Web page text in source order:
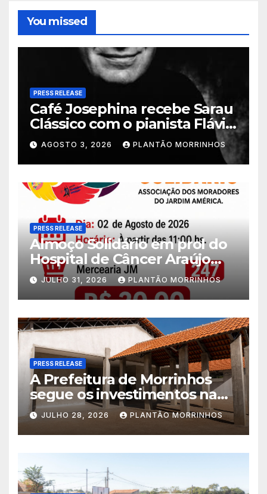
You missed
PRESS RELEASE
Café Josephina recebe Sarau
Clássico com o pianista Flávio
Varani nesta terça-feira
AGOSTO 3, 2026 PLANTÃO MORRINHOS
PRESS RELEASE
Almoço Solidário em prol do
Hospital de Câncer Araújo
Jorge é realizado no Jardim
América
JULHO 31, 2026 PLANTÃO MORRINHOS
PRESS RELEASE
A Prefeitura de Morrinhos
segue os investimentos na
educação. A obra da Escola
Municipal Eudóxio de
Figueiredo avança em ritmo
acelerado e já ganha forma.
JULHO 28, 2026 PLANTÃO MORRINHOS